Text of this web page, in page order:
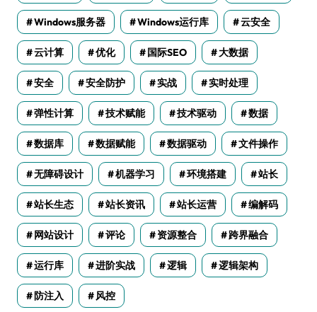
Windows服务器 Windows运行库 云安全
云计算 优化 国际SEO 大数据
安全 安全防护 实战 实时处理
弹性计算 技术赋能 技术驱动 数据
数据库 数据赋能 数据驱动 文件操作
无障碍设计 机器学习 环境搭建 站长
站长生态 站长资讯 站长运营 编解码
网站设计 评论 资源整合 跨界融合
运行库 进阶实战 逻辑 逻辑架构
防注入 风控